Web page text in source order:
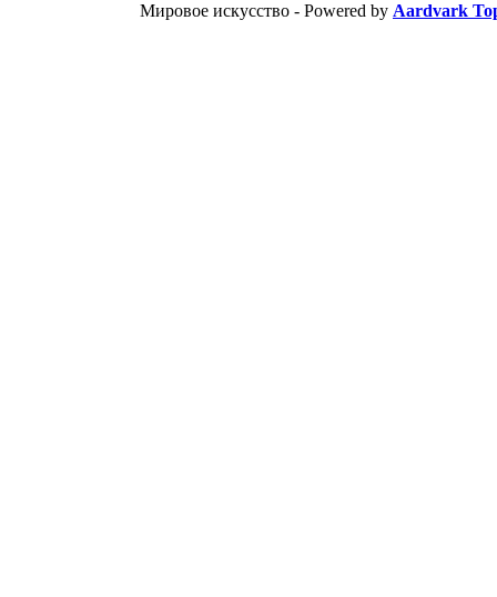
Мировое искусство - Powered by Aardvark